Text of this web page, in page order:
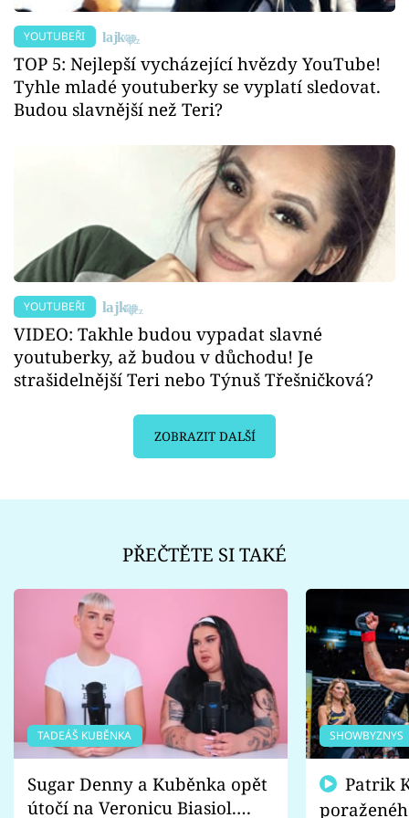
YOUTUBEŘI
TOP 5: Nejlepší vycházející hvězdy YouTube!
Tyhle mladé youtuberky se vyplatí sledovat.
Budou slavnější než Teri?
YOUTUBEŘI
VIDEO: Takhle budou vypadat slavné
youtuberky, až budou v důchodu! Je
strašidelnější Teri nebo Týnuš Třešničková?
ZOBRAZIT DALŠÍ
PŘEČTĚTE SI TAKÉ
TADEÁŠ KUBĚNKA
Sugar Denny a Kuběnka opět
útočí na Veronicu Biasiol.
SHOWBYZNYS